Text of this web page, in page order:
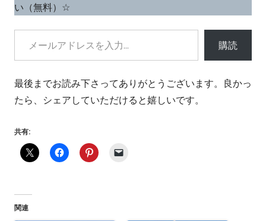
ド
ウ
開
き
す
い（無料）☆
メールアドレスを入力...
購読
最後までお読み下さってありがとうございます。良かっ
たら、シェアしていただけると嬉しいです。
共有:
関連